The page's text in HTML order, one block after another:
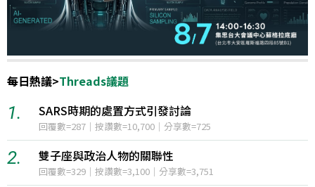
每日熱議> 國際政治
1. 中美制裁戰再起，川習會前景堪憂
12小時聲量=3,785
2. 伊朗與阿曼就荷莫茲海峽通航問題取得進展
12小時聲量=398